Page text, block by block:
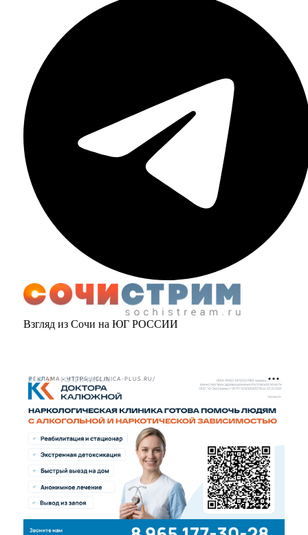
Взгляд из Сочи на ЮГ РОССИИ
РЕКЛАМА • HTTPS://CLINICA-PLUS.RU/